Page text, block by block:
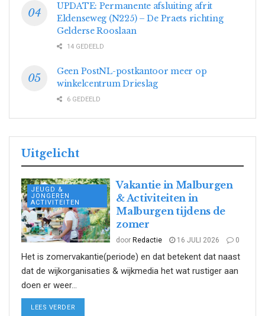
UPDATE: Permanente afsluiting afrit
Eldenseweg (N225) – De Praets richting
Gelderse Rooslaan
14 GEDEELD
Geen PostNL-postkantoor meer op
winkelcentrum Drieslag
6 GEDEELD
Uitgelicht
JEUGD &
JONGEREN
ACTIVITEITEN
Vakantie in Malburgen
& Activiteiten in
Malburgen tijdens de
zomer
door Redactie 16 JULI 2026 0
Het is zomervakantie(periode) en dat betekent dat naast
dat de wijkorganisaties & wijkmedia het wat rustiger aan
doen er weer...
LEES VERDER